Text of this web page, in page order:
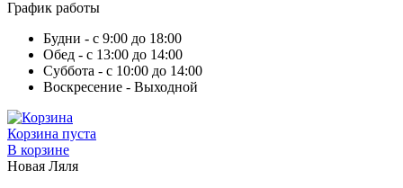
График работы
Будни - с 9:00 до 18:00
Обед - с 13:00 до 14:00
Суббота - с 10:00 до 14:00
Воскресение - Выходной
Корзина пуста
В корзине
Новая Ляля